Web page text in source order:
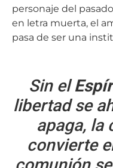
personaje del
en letra muerta, el
pasa de ser una
Sin el
libertad se
apaga, la
convierte
comunión